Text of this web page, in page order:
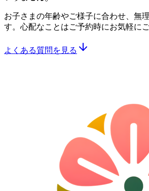
お子さまの年齢やご様子に合わせ、無
す。心配なことはご予約時にお気軽に
よくある質問を見る